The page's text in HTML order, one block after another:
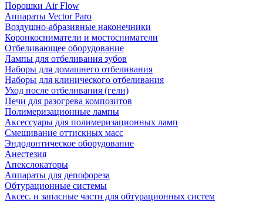
Порошки Air Flow
Аппараты Vector Paro
Воздушно-абразивные наконечники
Коронкосниматели и мостосниматели
Отбеливающее оборудование
Лампы для отбеливания зубов
Наборы для домашнего отбеливания
Наборы для клинического отбеливания
Уход после отбеливания (гели)
Печи для разогрева композитов
Полимеризационные лампы
Аксессуары для полимеризационных ламп
Смешивание оттискных масс
Эндодонтическое оборудование
Анестезия
Апекслокаторы
Аппараты для депофореза
Обтурационные системы
Аксес. и запасные части для обтурационных систем